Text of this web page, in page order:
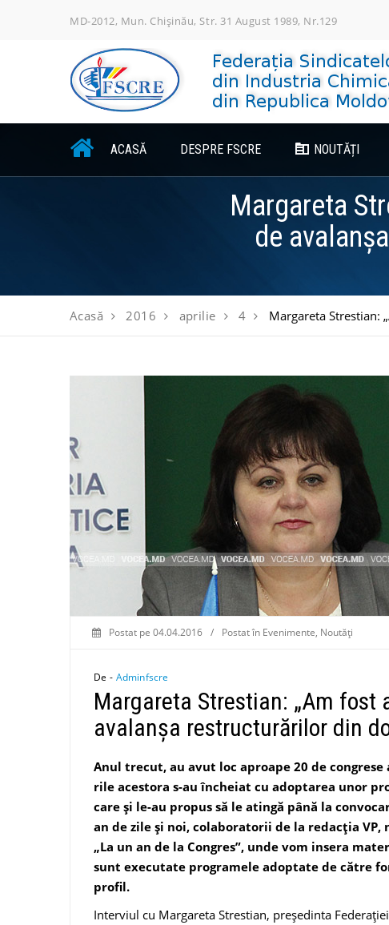
MD-2012, Mun. Chișinău, Str. 31 August 1989, Nr.129
ACASĂ DESPRE FSCRE NOUTĂȚI
Margareta
de
Acasă 2016 aprilie 4 Margareta Strestian:
Postat pe 04.04.2016 / Postat în Evenimente, Noutăți
De - Adminfscre
Margareta Strestian: „Am
avalanşa restructurărilor din
Anul trecut, au avut loc aproape 20 de
rile acestora s-au încheiat cu adoptarea unor
care şi le-au propus să le atingă până la
an de zile şi noi, colaboratorii de la redacția VP,
„La un an de la Congres”, unde vom insera
sunt executate programele adoptate de către
profil.
Interviul cu Margareta Strestian, preşedinta